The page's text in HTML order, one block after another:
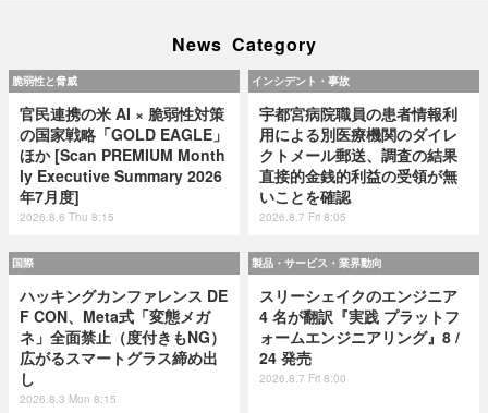
News Category
脆弱性と脅威
官民連携の米 AI × 脆弱性対策
の国家戦略「GOLD EAGLE」
ほか [Scan PREMIUM Month
ly Executive Summary 2026
年7月度]
2026.8.6 Thu 8:15
インシデント・事故
宇都宮病院職員の患者情報利
用による別医療機関のダイレ
クトメール郵送、調査の結果
直接的金銭的利益の受領が無
いことを確認
2026.8.7 Fri 8:05
国際
ハッキングカンファレンス DE
F CON、Meta式「変態メガ
ネ」全面禁止（度付きもNG）
広がるスマートグラス締め出
し
2026.8.3 Mon 8:15
製品・サービス・業界動向
スリーシェイクのエンジニア
4 名が翻訳『実践 プラットフ
ォームエンジニアリング』8 /
24 発売
2026.8.7 Fri 8:00